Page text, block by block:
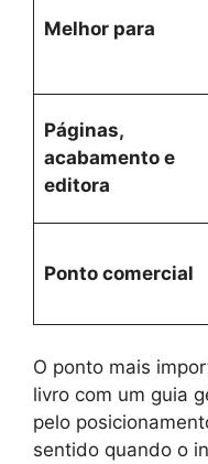
Melhor para
Páginas,
acabamento e
editora
Ponto comercial
O ponto mais
livro com um guia
pelo
sentido quando o